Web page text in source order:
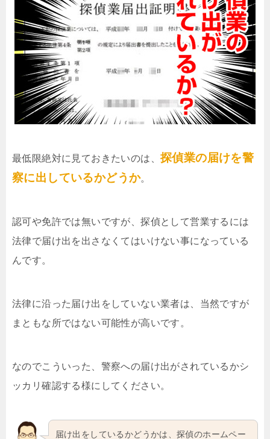
最低限絶対に見ておきたいのは、 探偵業の届けを警
察に出しているかどうか。
認可や免許では無いですが、探偵として営業するには
法律で届け出を出さなくてはいけない事になっている
んです。
法律に沿った届け出をしていない業者は、当然ですが
まともな所ではない可能性が高いです。
なのでこういった、警察への届け出がされているかシ
ッカリ確認する様にしてください。
届け出をしているかどうかは、探偵のホームペー